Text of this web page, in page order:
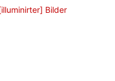
Bilder